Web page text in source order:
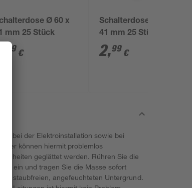
Ø 60 x
mm 25 Stück
79 €
Schalterdose Ø 60 x
41 mm 25 Stück
2,99 €
bei der Elektroinstallation sowie bei
können hiermit problemlos
geglättet werden. Rühren Sie die
ein und tragen Sie die Masse sofort
staubfreien, angefeuchteten Untergrund.